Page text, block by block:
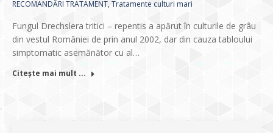
RECOMANDĂRI TRATAMENT, Tratamente culturi mari
Fungul Drechslera tritici – repentis a apărut în culturile de grâu
din vestul României de prin anul 2002, dar din cauza tabloului
simptomatic asemănător cu al…
Citește mai mult ...